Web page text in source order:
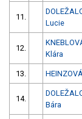
11.
Lucie
12.
Klára
13.
14.
Bára